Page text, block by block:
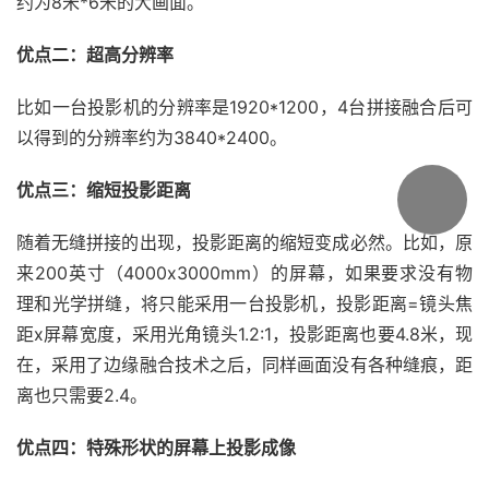
优点二：超高分辨率
比如一台投影机的分辨率是1920*1200，4台拼接融合后可
以得到的分辨率约为3840*2400。
优点三：缩短投影距离
随着无缝拼接的出现，投影距离的缩短变成必然。比如，原
来200英寸（4000x3000mm）的屏幕，如果要求没有物
理和光学拼缝，将只能采用一台投影机，投影距离=镜头焦
距x屏幕宽度，采用光角镜头1.2:1，投影距离也要4.8米，现
在，采用了边缘融合技术之后，同样画面没有各种缝痕，距
离也只需要2.4。
优点四：特殊形状的屏幕上投影成像